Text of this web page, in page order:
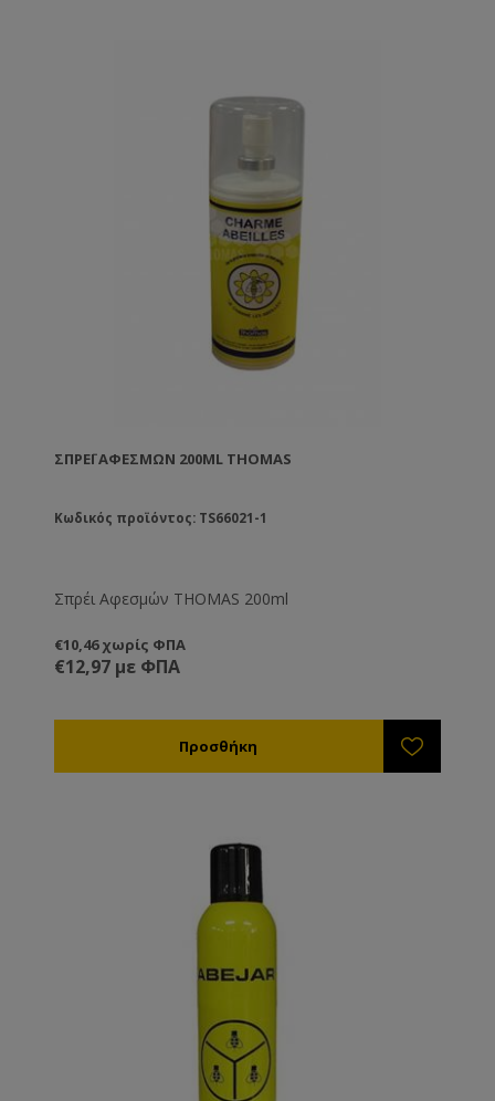
ΣΠΡΈΙ ΑΦΕΣΜΏΝ 200ML THOMAS
Κωδικός προϊόντος: TS66021-1
Σπρέι Αφεσμών THOMAS 200ml
€10,46 χωρίς ΦΠΑ
€12,97 με ΦΠΑ